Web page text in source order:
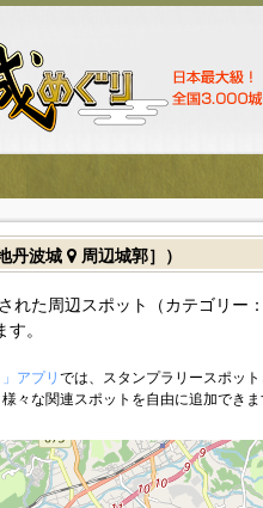
丹波城 周辺城郭］）
れた周辺スポット（カテゴリー
。
アプリ では、スタンプラリースポッ
々な関連スポットを自由に追加できま